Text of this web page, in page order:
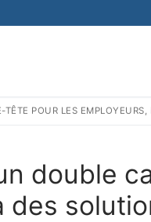
TÊTE POUR LES
double
des